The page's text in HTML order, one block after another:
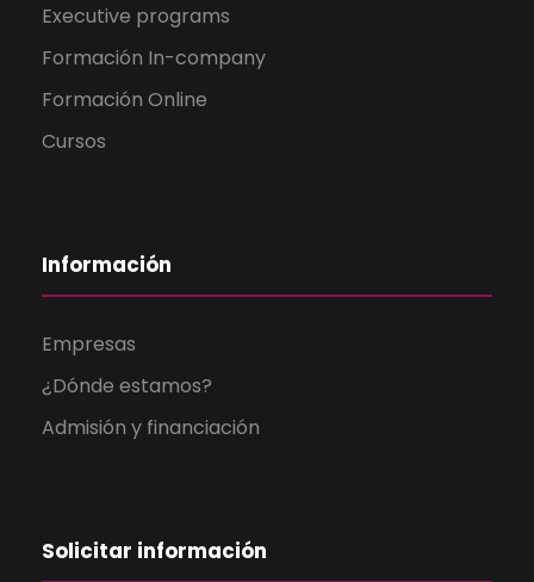
Executive programs
Formación In-company
Formación Online
Cursos
Información
Empresas
¿Dónde estamos?
Admisión y financiación
Solicitar información